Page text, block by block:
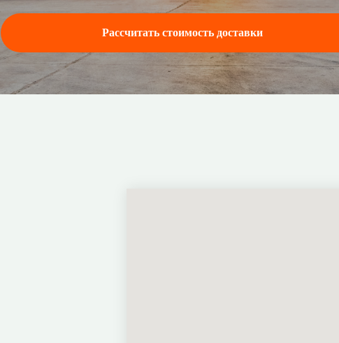
Рассчитать стоимость доставки